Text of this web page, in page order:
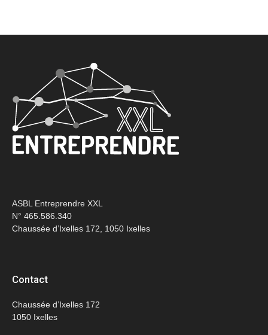
ASBL Entreprendre XXL
N° 465.586.340
Chaussée d’Ixelles 172, 1050 Ixelles
Contact
Chaussée d’Ixelles 172
1050 Ixelles